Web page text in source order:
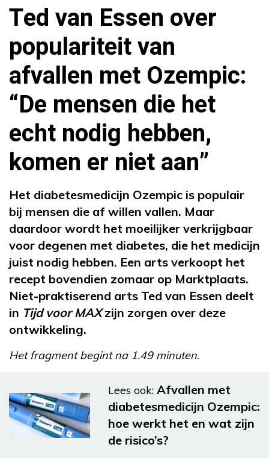
Ted van Essen over
populariteit van
afvallen met Ozempic:
“De mensen die het
echt nodig hebben,
komen er niet aan”
Het diabetesmedicijn Ozempic is populair
bij mensen die af willen vallen. Maar
daardoor wordt het moeilijker verkrijgbaar
voor degenen met diabetes, die het medicijn
juist nodig hebben. Een arts verkoopt het
recept bovendien zomaar op Marktplaats.
Niet-praktiserend arts Ted van Essen deelt
in Tijd voor MAXzijn zorgen over deze
ontwikkeling.
Het fragment begint na 1.49 minuten.
Lees ook: Afvallen met
diabetesmedicijn Ozempic:
hoe werkt het en wat zijn
de risico’s?